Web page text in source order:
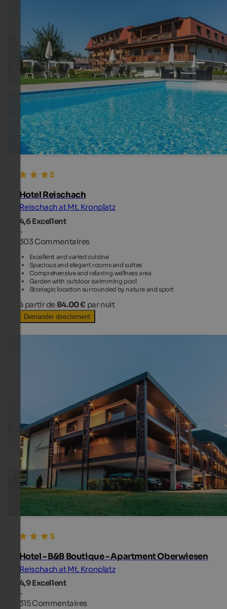
Hotel Reischach
Reischach at Mt. Kronplatz
4,6Excellent
-
303 Commentaires
Excellent and varied cuisine
Spacious and elegant rooms and suites
Comprehensive and relaxing wellness area
Garden with outdoor swimming pool
Strategic location surrounded by nature and sport
à partir de84.00 € par nuit
Demander directement
Hotel - B&B Boutique - Apartment Oberwiesen
Reischach at Mt. Kronplatz
4,9Excellent
-
315 Commentaires